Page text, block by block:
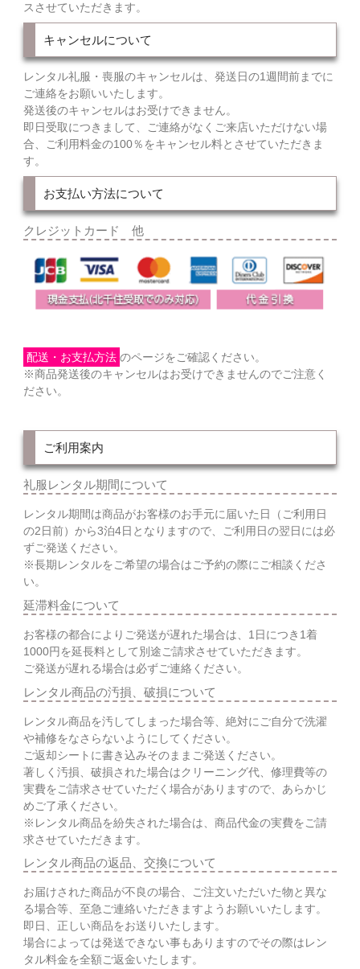
スさせていただきます。
キャンセルについて
レンタル礼服・喪服のキャンセルは、発送日の1週間前までに
ご連絡をお願いいたします。
発送後のキャンセルはお受けできません。
即日受取につきまして、ご連絡がなくご来店いただけない場
合、ご利用料金の100％をキャンセル料とさせていただきま
す。
お支払い方法について
クレジットカード 他
配送・お支払方法 のページをご確認ください。
※商品発送後のキャンセルはお受けできませんのでご注意く
ださい。
ご利用案内
礼服レンタル期間について
レンタル期間は商品がお客様のお手元に届いた日（ご利用日
の2日前）から3泊4日となりますので、ご利用日の翌日には必
ずご発送ください。
※長期レンタルをご希望の場合はご予約の際にご相談くださ
い。
延滞料金について
お客様の都合によりご発送が遅れた場合は、1日につき1着
1000円を延長料として別途ご請求させていただきます。
ご発送が遅れる場合は必ずご連絡ください。
レンタル商品の汚損、破損について
レンタル商品を汚してしまった場合等、絶対にご自分で洗濯
や補修をなさらないようにしてください。
ご返却シートに書き込みそのままご発送ください。
著しく汚損、破損された場合はクリーニング代、修理費等の
実費をご請求させていただく場合がありますので、あらかじ
めご了承ください。
※レンタル商品を紛失された場合は、商品代金の実費をご請
求させていただきます。
レンタル商品の返品、交換について
お届けされた商品が不良の場合、ご注文いただいた物と異な
る場合等、至急ご連絡いただきますようお願いいたします。
即日、正しい商品をお送りいたします。
場合によっては発送できない事もありますのでその際はレン
タル料金を全額ご返金いたします。